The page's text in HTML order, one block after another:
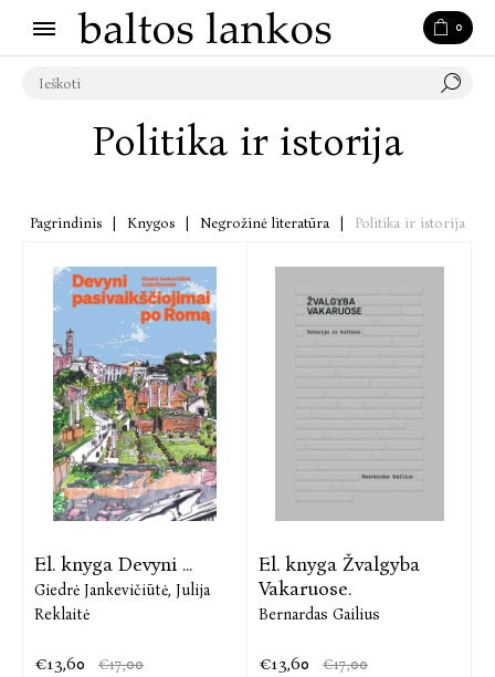
0
Politika ir istorija
Pagrindinis Knygos Negrožinė literatūra Politika ir istorija
El. knyga Devyni ...
Giedrė Jankevičiūtė, Julija
Reklaitė
€13,60 €17,00
El. knyga Žvalgyba
Vakaruose.
Bernardas Gailius
€13,60 €17,00